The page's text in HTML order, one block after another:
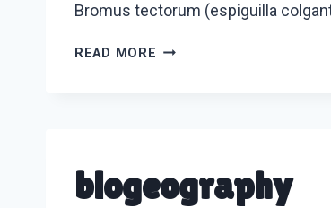
Bromus tectorum (espiguilla
READ MORE BROMUS
biogeography